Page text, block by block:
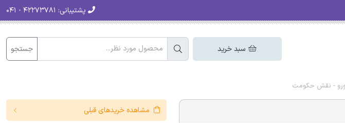
پشتیبانی:
سبد خرید جستجو
یورو - نقش حکومت
مشاهده خریدهای قبلی